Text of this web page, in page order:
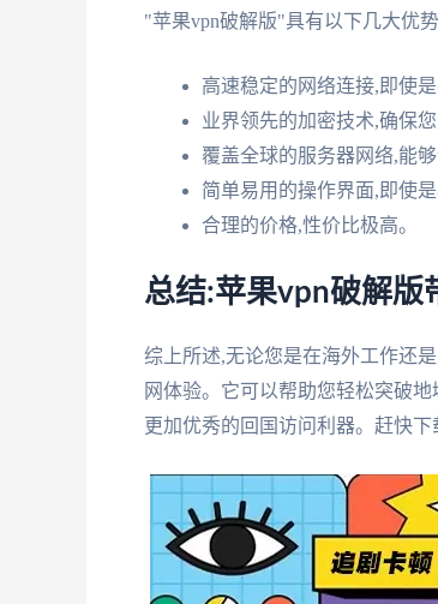
"苹果vpn破解版"具有以下几大优
高速稳定的网络连接,即使
业界领先的加密技术,确保
覆盖全球的服务器网络,能
简单易用的操作界面,即使
合理的价格,性价比极高。
总结:苹果vpn破解版
综上所述,无论您是在海外工作还
网体验。它可以帮助您轻松突破
更加优秀的回国访问利器。赶快